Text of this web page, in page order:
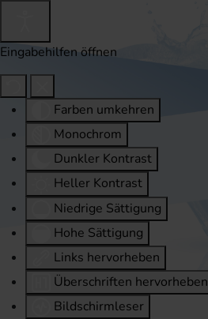
Eingabehilfen öffnen
Farben umkehren
Monochrom
Dunkler Kontrast
Heller Kontrast
Niedrige Sättigung
Hohe Sättigung
Links hervorheben
Überschriften hervorheben
Bildschirmleser